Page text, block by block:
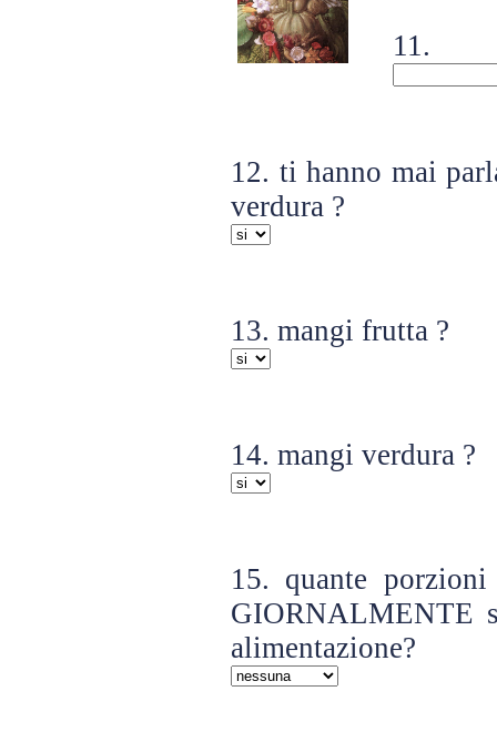
11.
12. ti hanno mai
verdura ?
13. mangi frutta ?
14. mangi verdura ?
15. quante
GIORNALMENTE
alimentazione?